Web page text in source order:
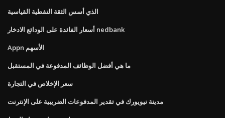
الذي أسس الثقة النفطية القياسية
أسعار الفائدة على الودائع الادخار nedbank
Appn الأسهم
ما هي أفضل الوظائف المدفوعة في المستقبل
سعر الإخلاص في التجارة
مدينة نيويورك في تقدير المدفوعات الضريبية على الإنترنت